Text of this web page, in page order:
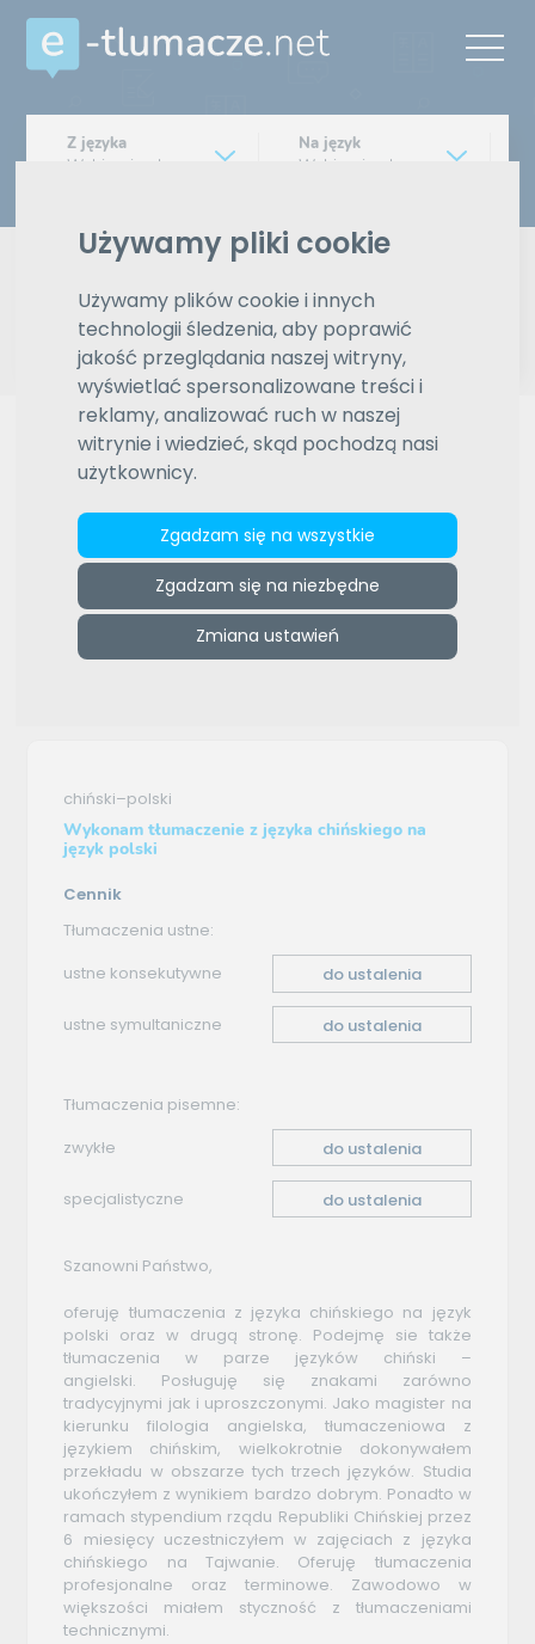
Używamy pliki cookie
Używamy plików cookie i innych
technologii śledzenia, aby poprawić
jakość przeglądania naszej witryny,
wyświetlać spersonalizowane treści i
reklamy, analizować ruch w naszej
witrynie i wiedzieć, skąd pochodzą nasi
użytkownicy.
Zgadzam się na wszystkie
Zgadzam się na niezbędne
Zmiana ustawień
Z języka
Wybierz język
Na język
Wybierz język
Typ tłumaczenia
Pisemne czy ustne
Znajdź tłumacza
Wyszukiwanie zaawansowane
Reklama
ZAMÓW REKLAMĘ W TYM MIEJSCU
e-tlumacze.net>PAWEŁ STABIK>Oferta tłumaczenia -
chiński–polski
Wykonam tłumaczenie z języka chińskiego na
język polski
Cennik
Tłumaczenia ustne:
ustne konsekutywne
do ustalenia
ustne symultaniczne do ustalenia
Tłumaczenia pisemne:
zwykłe
do ustalenia
specjalistyczne do ustalenia
Szanowni Państwo,
oferuję tłumaczenia z języka chińskiego na język
polski oraz w drugą stronę. Podejmę sie także
tłumaczenia w parze języków chiński –
angielski. Posługuję się znakami zarówno
tradycyjnymi jak i uproszczonymi. Jako magister na
kierunku filologia angielska, tłumaczeniowa z
językiem chińskim, wielkokrotnie dokonywałem
przekładu w obszarze tych trzech języków. Studia
ukończyłem z wynikiem bardzo dobrym. Ponadto w
ramach stypendium rządu Republiki Chińskiej przez
6 miesięcy uczestniczyłem w zajęciach z języka
chińskiego na Tajwanie. Oferuję tłumaczenia
profesjonalne oraz terminowe. Zawodowo w
większości miałem styczność z tłumaczeniami
technicznymi.